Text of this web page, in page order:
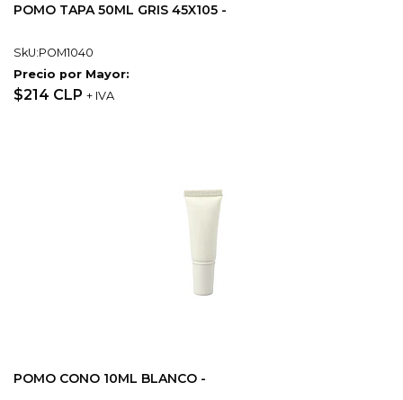
POMO TAPA 50ML GRIS 45X105 -
SkU:POM1040
Precio por Mayor:
$214 CLP + IVA
POMO CONO 10ML BLANCO -